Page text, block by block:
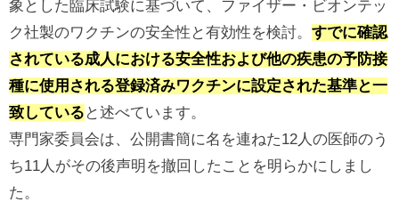
象とした臨床試験に基づいて、ファイザー・ビオンテッ
ク社製のワクチンの安全性と有効性を検討。 すでに確認
されている成人における安全性および他の疾患の予防接
種に使用される登録済みワクチンに設定された基準と一
致している と述べています。
専門家委員会は、公開書簡に名を連ねた12人の医師のう
ち11人がその後声明を撤回したことを明らかにしまし
た。